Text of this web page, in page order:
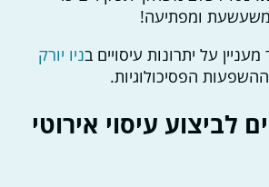
ומפתיעה!
על יתרונות עיסויים בניו יורק
הפסיכולוגיות.
לביצוע עיסוי אירוטי